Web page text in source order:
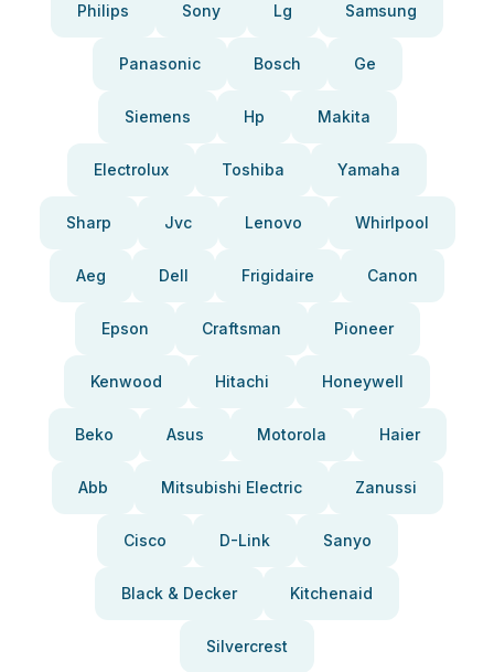
Philips Sony Lg Samsung
Panasonic Bosch Ge
Siemens Hp Makita
Electrolux Toshiba Yamaha
Sharp Jvc Lenovo Whirlpool
Aeg Dell Frigidaire Canon
Epson Craftsman Pioneer
Kenwood Hitachi Honeywell
Beko Asus Motorola Haier
Abb Mitsubishi Electric Zanussi
Cisco D-Link Sanyo
Black & Decker Kitchenaid
Silvercrest